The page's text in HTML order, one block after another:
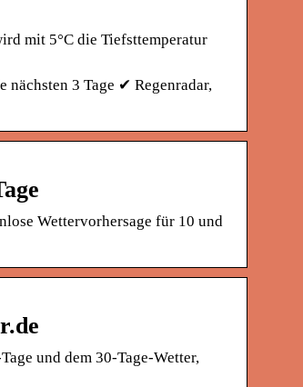
mit 5°C die Tiefsttemperatur
3 Tage ✔ Regenradar,
Wettervorhersage für 10 und
und dem 30-Tage-Wetter,